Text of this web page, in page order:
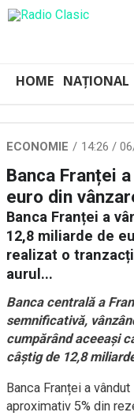
HOME NAȚIONAL
ECONOMIE 14:26 /
Banca Franței
euro din
Banca Franței a
12,8 miliarde de
realizat o
aurul...
Banca centrală a
semnificativă,
cumpărând aceeași
câștig de 12,8
Banca Franței a
aproximativ 5% din